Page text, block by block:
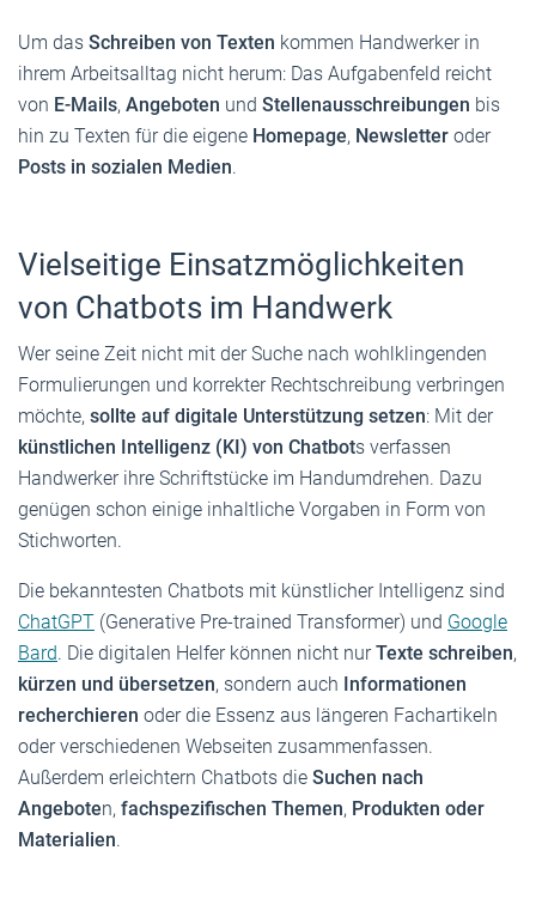
Um das Schreiben von Texten kommen Handwerker in
ihrem Arbeitsalltag nicht herum: Das Aufgabenfeld reicht
von E-Mails, Angeboten und Stellenausschreibungen bis
hin zu Texten für die eigene Homepage, Newsletter oder
Posts in sozialen Medien.
Vielseitige Einsatzmöglichkeiten
von Chatbots im Handwerk
Wer seine Zeit nicht mit der Suche nach wohlklingenden
Formulierungen und korrekter Rechtschreibung verbringen
möchte, sollte auf digitale Unterstützung setzen: Mit der
künstlichen Intelligenz (KI) von Chatbots verfassen
Handwerker ihre Schriftstücke im Handumdrehen. Dazu
genügen schon einige inhaltliche Vorgaben in Form von
Stichworten.
Die bekanntesten Chatbots mit künstlicher Intelligenz sind
ChatGPT (Generative Pre-trained Transformer) und Google
Bard. Die digitalen Helfer können nicht nurTexte schreiben,
kürzen und übersetzen, sondern auch Informationen
recherchieren oder die Essenz aus längeren Fachartikeln
oder verschiedenen Webseiten zusammenfassen.
Außerdem erleichtern Chatbots die Suchen nach
Angeboten, fachspezifischen Themen, Produkten oder
Materialien.